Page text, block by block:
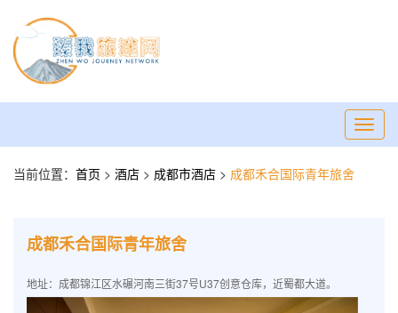
当前位置： 首页 > 酒店 > 成都市酒店 > 成都禾合国际青年旅舍
成都禾合国际青年旅舍
地址：成都锦江区水碾河南三街37号U37创意仓库，近蜀都大道。